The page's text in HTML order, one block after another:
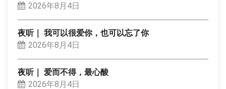
2026年8月4日
夜听｜ 我可以很爱你，也可以忘了你
2026年8月4日
夜听｜ 爱而不得，最心酸
2026年8月4日